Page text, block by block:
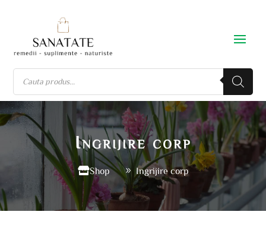
Ingrijire corp
Shop Ingrijire corp